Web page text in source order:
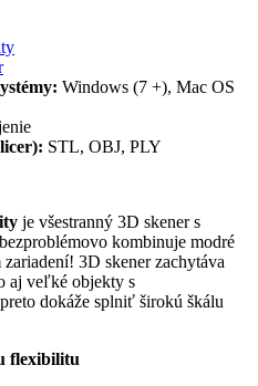
Windows (7 +), Mac OS
STL, OBJ, PLY
je všestranný 3D skener s
kombinuje modré
3D skener zachytáva
aj veľké objekty s
dokáže splniť širokú škálu
flexibilitu